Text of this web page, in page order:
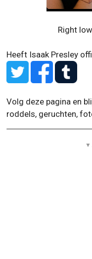
Right
Heeft Isaak Presley
Volg deze pagina en
roddels, geruchten,
▼